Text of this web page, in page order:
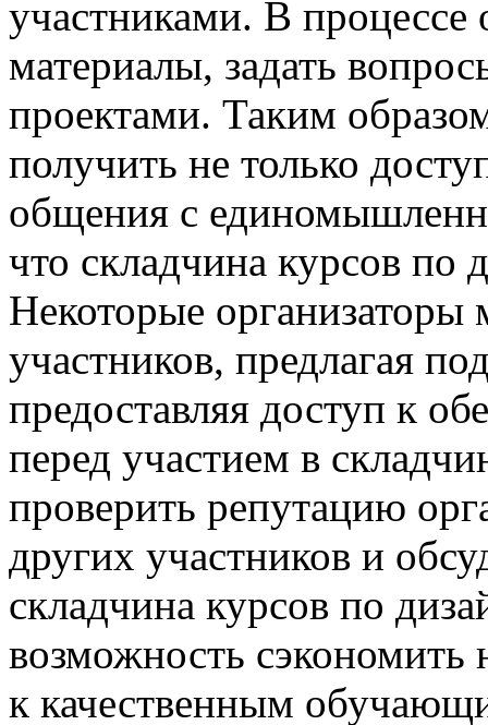
участниками. В
материалы, задать
проектами. Таким
получить не только
общения с
что складчина курсов по
Некоторые организаторы
участников, предлагая
предоставляя доступ к
перед участием в
проверить репутацию
других участников и
складчина курсов по
возможность сэкономить
к качественным